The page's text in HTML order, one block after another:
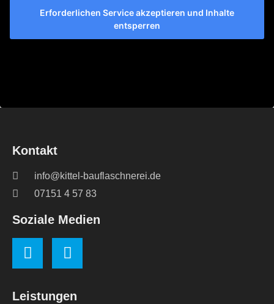
Erforderlichen Service akzeptieren und Inhalte
entsperren
Leistungen
Kontakt
info@kittel-bauflaschnerei.de
07151 4 57 83
Soziale Medien